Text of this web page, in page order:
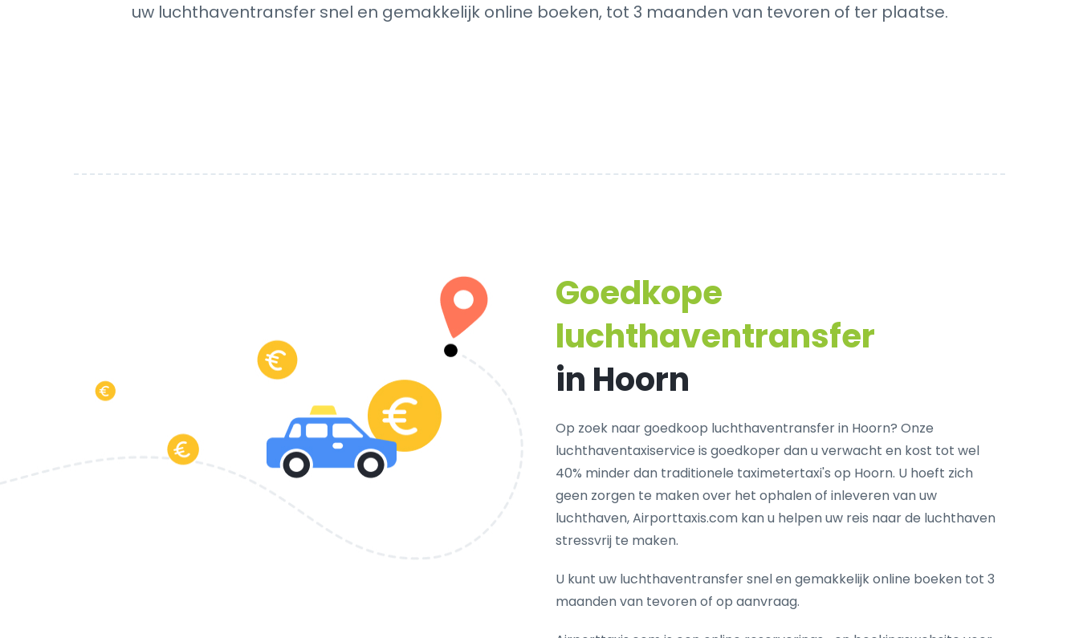
uw luchthaventransfer snel en gemakkelijk online boeken, tot 3 maanden van tevoren of ter plaatse.
Goedkope
luchthaventransfer
in Hoorn
Op zoek naar goedkoop luchthaventransfer in Hoorn? Onze
luchthaventaxiservice is goedkoper dan u verwacht en kost tot wel
40% minder dan traditionele taximetertaxi's op Hoorn. U hoeft zich
geen zorgen te maken over het ophalen of inleveren van uw
luchthaven, Airporttaxis.com kan u helpen uw reis naar de luchthaven
stressvrij te maken.
U kunt uw luchthaventransfer snel en gemakkelijk online boeken tot 3
maanden van tevoren of op aanvraag.